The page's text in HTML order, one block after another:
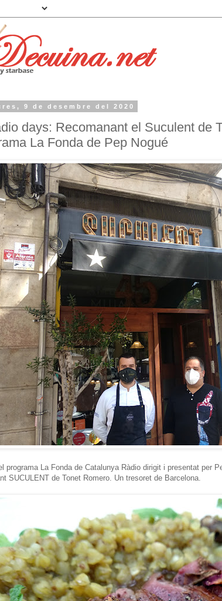
9 de desembre del 2020
days: Recomanant el Suculent de
La Fonda de Pep Nogué
programa La Fonda de Catalunya Ràdio dirigit i presentat per
SUCULENT de Tonet Romero. Un tresoret de Barcelona.